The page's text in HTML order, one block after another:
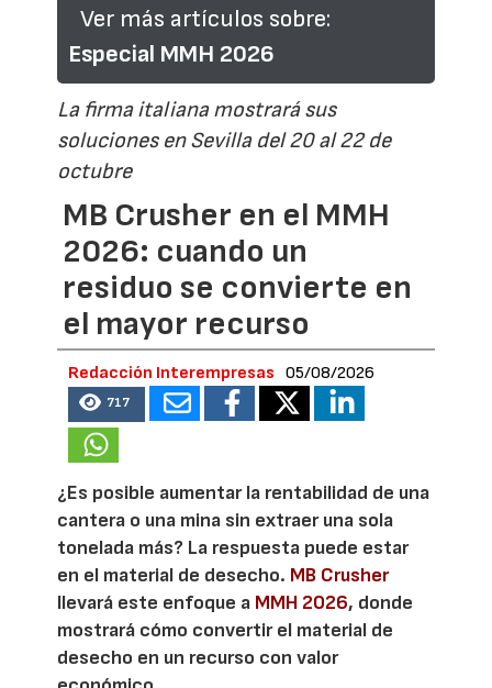
Ver más artículos sobre:
Especial MMH 2026
La firma italiana mostrará sus
soluciones en Sevilla del 20 al 22 de
octubre
MB Crusher en el MMH
2026: cuando un
residuo se convierte en
el mayor recurso
Redacción Interempresas 05/08/2026
717
¿Es posible aumentar la rentabilidad de una
cantera o una mina sin extraer una sola
tonelada más? La respuesta puede estar
en el material de desecho. MB Crusher
llevará este enfoque a MMH 2026, donde
mostrará cómo convertir el material de
desecho en un recurso con valor